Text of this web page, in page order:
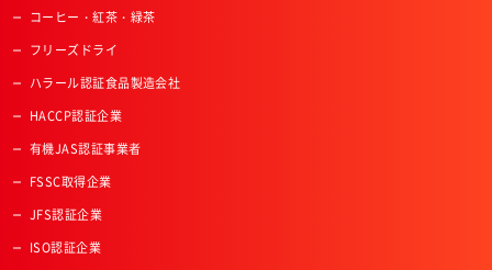
コーヒー・紅茶・緑茶
フリーズドライ
ハラール認証食品製造会社
HACCP認証企業
有機JAS認証事業者
FSSC取得企業
JFS認証企業
ISO認証企業